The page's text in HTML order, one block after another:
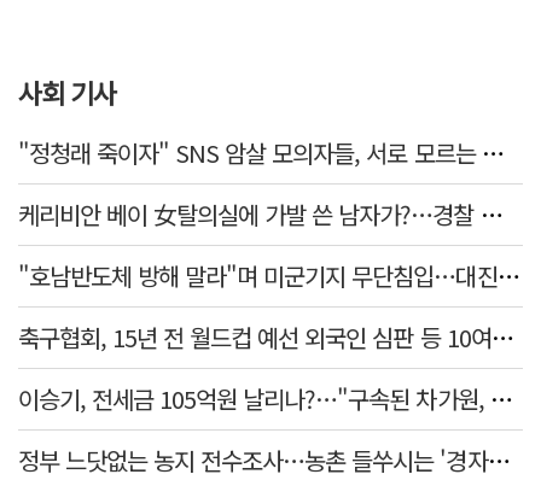
사회 기사
"정청래 죽이자" SNS 암살 모의자들, 서로 모르는 사이였다…檢송치
케리비안 베이 女탈의실에 가발 쓴 남자가?…경찰 추적 중
"호남반도체 방해 말라"며 미군기지 무단침입…대진연 회원 3명 '구속'
축구협회, 15년 전 월드컵 예선 외국인 심판 등 10여명에 '성 접대'
이승기, 전세금 105억원 날리나?…"구속된 차가원, 형사 범죄 영역"
정부 느닷없는 농지 전수조사…농촌 들쑤시는 '경자유전'의 칼날